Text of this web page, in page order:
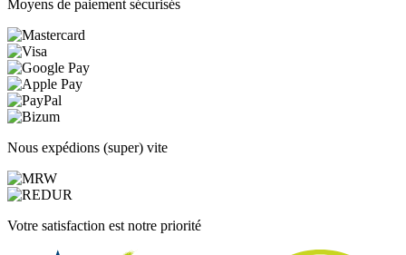
Moyens de paiement sécurisés
Nous expédions (super) vite
Votre satisfaction est notre priorité